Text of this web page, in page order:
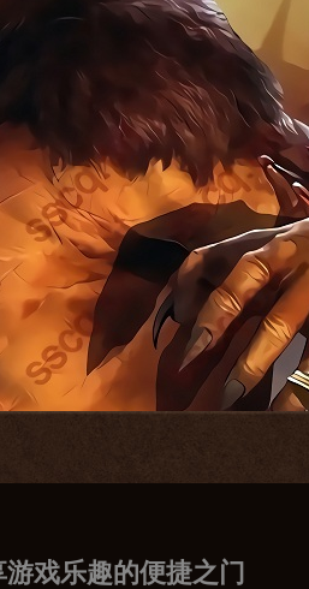
戏乐趣的便捷之门